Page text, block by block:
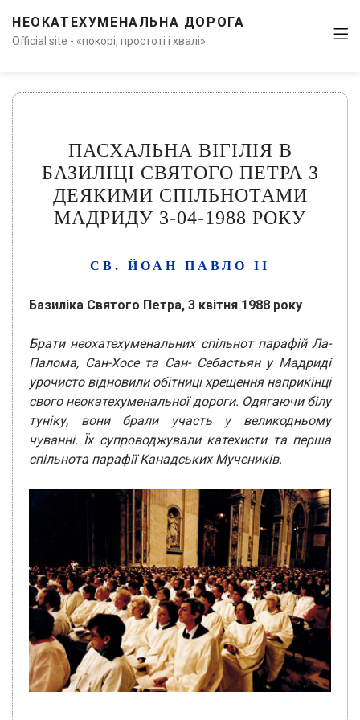
НЕОКАТЕХУМЕНАЛЬНА ДОРОГА
Official site - «покорі, простоті і хвалі»
ПАСХАЛЬНА ВІГІЛІЯ В
БАЗИЛІЦІ СВЯТОГО ПЕТРА З
ДЕЯКИМИ СПІЛЬНОТАМИ
МАДРИДУ 3-04-1988 РОКУ
СВ. ЙОАН ПАВЛО ІІ
Базиліка Святого Петра, 3 квітня 1988 року
Брати неохатехуменальних спільнот парафій Ла-
Палома, Сан-Хосе та Сан- Себастьян у Мадриді
урочисто відновили обітниці хрещення наприкінці
свого неокатехуменальної дороги. Одягаючи білу
туніку, вони брали участь у
великодньому
чуванні. Їх супроводжували катехисти та перша
спільнота парафії Канадських Мучеників.